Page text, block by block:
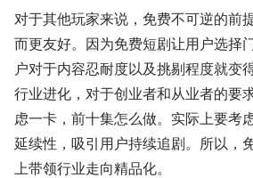
对于其他玩家来说，免费不可逆的前
而更友好。因为免费短剧让用户选择
户对于内容忍耐度以及挑剔程度就变
行业进化，对于创业者和从业者的要
虑一卡，前十集怎么做。实际上要考
延续性，吸引用户持续追剧。所以，
上带领行业走向精品化。